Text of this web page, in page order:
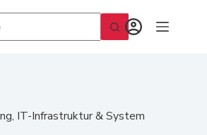
IT-Infrastruktur & System